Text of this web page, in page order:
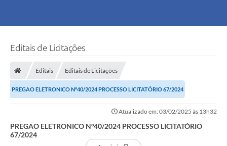
Editais de Licitações
Editais Editais de Licitações
PREGAO ELETRONICO Nº40/2024 PROCESSO LICITATÓRIO 67/2024
Atualizado em: 03/02/2025 às 13h32
PREGAO ELETRONICO Nº40/2024 PROCESSO LICITATÓRIO
67/2024